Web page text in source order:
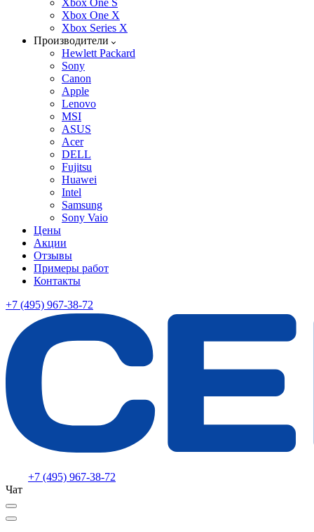
Xbox One S
Xbox One X
Xbox Series X
Производители
Hewlett Packard
Sony
Canon
Apple
Lenovo
MSI
ASUS
Acer
DELL
Fujitsu
Huawei
Intel
Samsung
Sony Vaio
Цены
Акции
Отзывы
Примеры работ
Контакты
+7 (495) 967-38-72
+7 (495) 967-38-72
Чат